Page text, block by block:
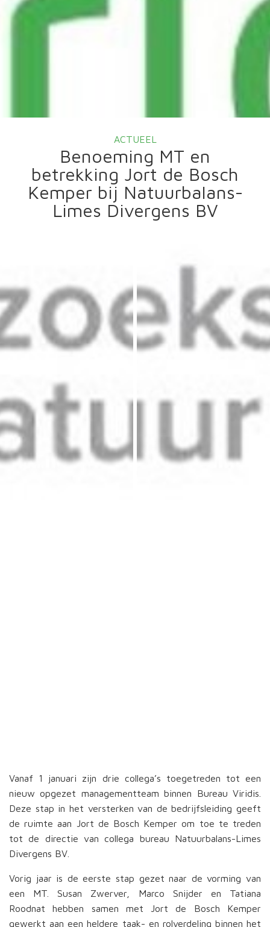
ACTUEEL
Benoeming MT en
betrekking Jort de Bosch
Kemper bij Natuurbalans-
Limes Divergens BV
Vanaf 1 januari zijn drie collega’s toegetreden tot een
nieuw opgezet managementteam binnen Bureau Viridis.
Deze stap in het versterken van de bedrijfsleiding geeft
de ruimte aan Jort de Bosch Kemper om toe te treden
tot de directie van collega bureau Natuurbalans-Limes
Divergens BV.
Vorig jaar is de eerste stap gezet naar de vorming van
een MT. Susan Zwerver, Marco Snijder en Tatiana
Roodnat hebben samen met Jort de Bosch Kemper
gewerkt aan een heldere taak- en rolverdeling binnen het